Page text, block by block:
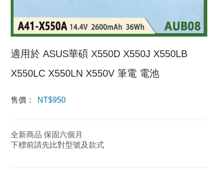
適用於 ASUS華碩 X550D X550J X550LB
X550LC X550LN X550V 筆電 電池
售價： NT$950
全新商品 保固六個月
下標前請先比對型號及款式